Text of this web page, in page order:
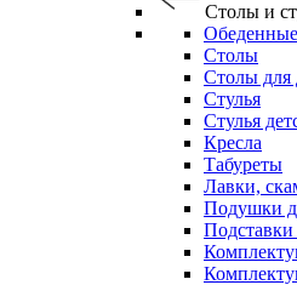
Столы и
Столы
Столы для
Стулья
Стулья
Кресла
Табуреты
Лавки,
Подушки